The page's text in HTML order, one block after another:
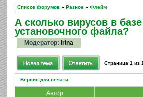
Список форумов » Разное » Флейм
А сколько вирусов в
установочного файла?
Модератор: Irina
Страница 1 из 1
Версия для печати
Автор